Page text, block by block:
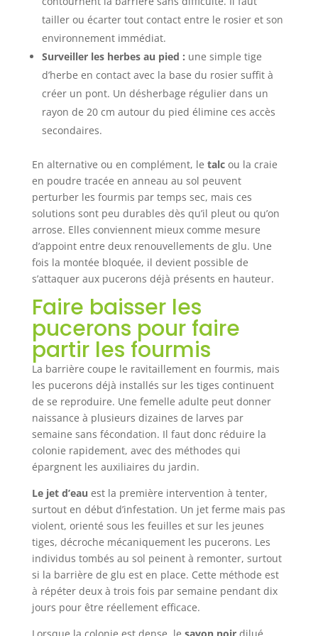
tailler ou écarter tout contact entre le rosier et son
environnement immédiat.
Surveiller les herbes au pied : une simple tige
d’herbe en contact avec la base du rosier suffit à
créer un pont. Un désherbage régulier dans un
rayon de 20 cm autour du pied élimine ces accès
secondaires.
En alternative ou en complément, le talcou la craie
en poudre tracée en anneau au sol peuvent
perturber les fourmis par temps sec, mais ces
solutions sont peu durables dès qu’il pleut ou qu’on
arrose. Elles conviennent mieux comme mesure
d’appoint entre deux renouvellements de glu. Une
fois la montée bloquée, il devient possible de
s’attaquer aux pucerons déjà présents en hauteur.
Faire baisser les
pucerons pour faire
partir les fourmis
La barrière coupe le ravitaillement en fourmis, mais
les pucerons déjà installés sur les tiges continuent
de se reproduire. Une femelle adulte peut donner
naissance à plusieurs dizaines de larves par
semaine sans fécondation. Il faut donc réduire la
colonie rapidement, avec des méthodes qui
épargnent les auxiliaires du jardin.
Le jet d’eau est la première intervention à tenter,
surtout en début d’infestation. Un jet ferme mais pas
violent, orienté sous les feuilles et sur les jeunes
tiges, décroche mécaniquement les pucerons. Les
individus tombés au sol peinent à remonter, surtout
si la barrière de glu est en place. Cette méthode est
à répéter deux à trois fois par semaine pendant dix
jours pour être réellement efficace.